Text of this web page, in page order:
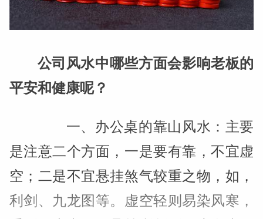
公司风水中哪些方面会影响老板的
平安和健康呢？
一、办公桌的靠山风水：主要
是注意二个方面，一是要有靠，不宜虚
空；二是不宜悬挂煞气较重之物，如，
利剑、九龙图等。虚空轻则易染风寒，